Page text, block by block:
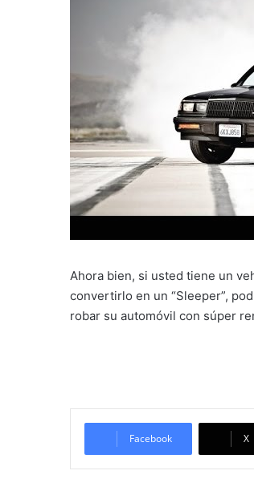
Ahora bien, si usted tiene un
convertirlo en un “Sleeper”,
robar su automóvil con súper
Facebook X